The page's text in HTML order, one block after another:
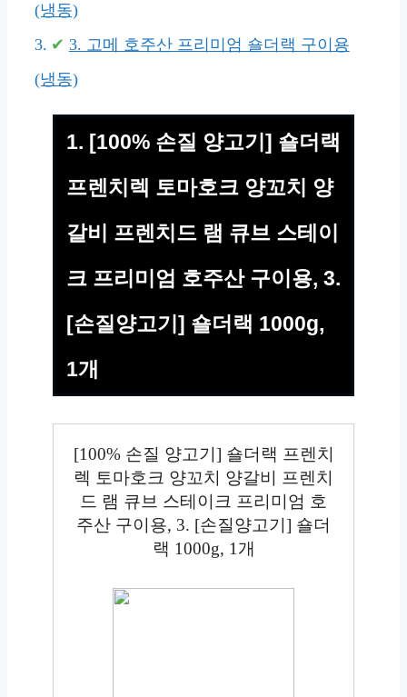
(냉동)
3. 고메 호주산 프리미엄 숄더랙 구이용
(냉동)
1. [100% 손질 양고기] 숄더랙
프렌치렉 토마호크 양꼬치 양
갈비 프렌치드 램 큐브 스테이
크 프리미엄 호주산 구이용, 3.
[손질양고기] 숄더랙 1000g,
1개
[100% 손질 양고기] 숄더랙 프렌치
렉 토마호크 양꼬치 양갈비 프렌치
드 램 큐브 스테이크 프리미엄 호
주산 구이용, 3. [손질양고기] 숄더
랙 1000g, 1개